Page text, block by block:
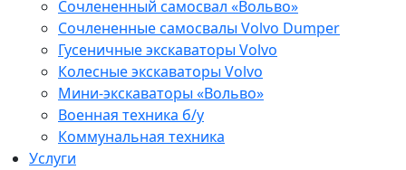
Сочлененный самосвал «Вольво»
Сочлененные самосвалы Volvo Dumper
Гусеничные экскаваторы Volvo
Колесные экскаваторы Volvo
Мини-экскаваторы «Вольво»
Военная техника б/у
Коммунальная техника
Услуги